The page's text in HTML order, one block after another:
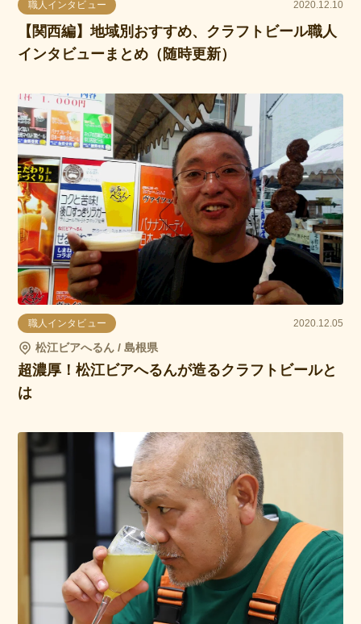
職人インタビュー 2020.12.10
【関西編】地域別おすすめ、クラフトビール職人
インタビューまとめ（随時更新）
職人インタビュー 2020.12.05
松江ビアへるん / 島根県
超濃厚！松江ビアへるんが造るクラフトビールと
は